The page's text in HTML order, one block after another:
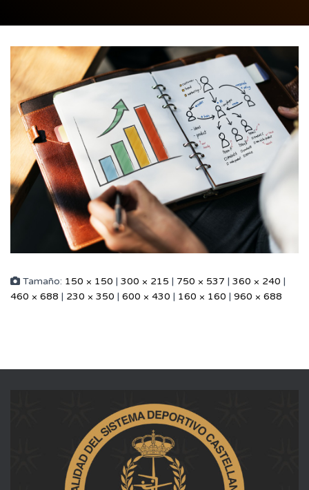
Tamaño: 150 × 150 | 300 × 215 | 750 × 537 | 360 × 240 |
460 × 688 | 230 × 350 | 600 × 430 | 160 × 160 | 960 × 688